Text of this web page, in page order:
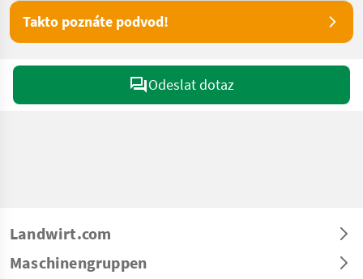
Takto poznáte podvod!
Odeslat dotaz
Landwirt.com
Maschinengruppen